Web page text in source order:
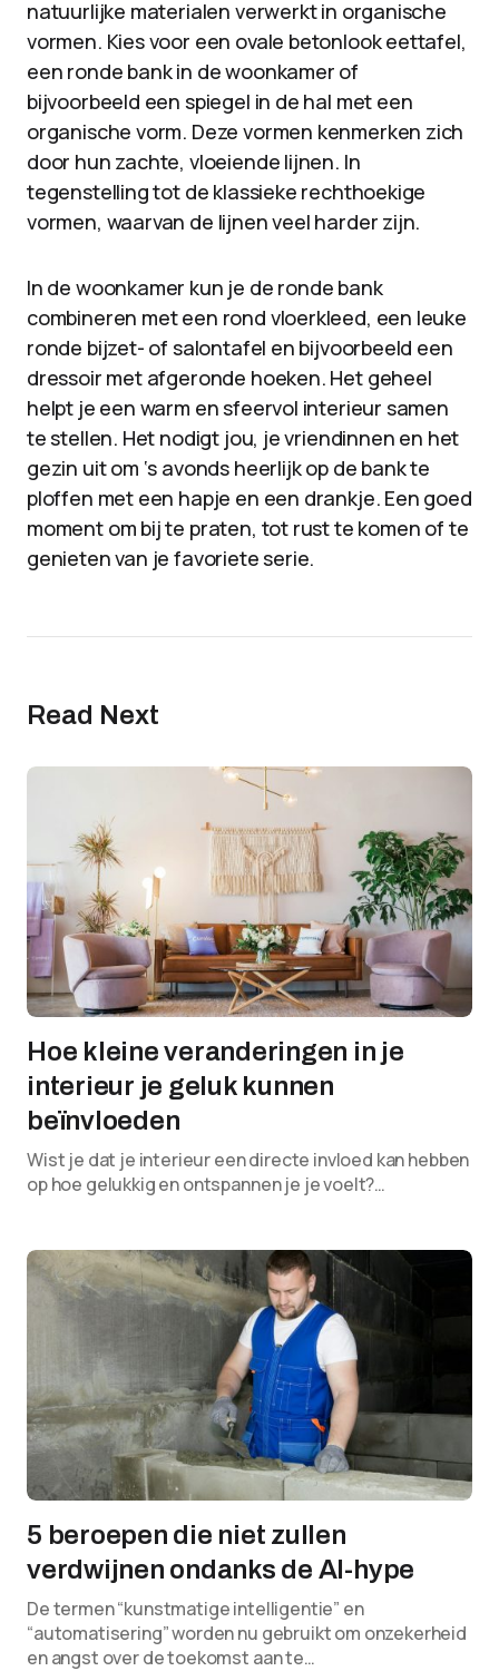
natuurlijke materialen verwerkt in organische
vormen. Kies voor een ovale betonlook eettafel,
een ronde bank in de woonkamer of
bijvoorbeeld een spiegel in de hal met een
organische vorm. Deze vormen kenmerken zich
door hun zachte, vloeiende lijnen. In
tegenstelling tot de klassieke rechthoekige
vormen, waarvan de lijnen veel harder zijn.
In de woonkamer kun je de ronde bank
combineren met een rond vloerkleed, een leuke
ronde bijzet- of salontafel en bijvoorbeeld een
dressoir met afgeronde hoeken. Het geheel
helpt je een warm en sfeervol interieur samen
te stellen. Het nodigt jou, je vriendinnen en het
gezin uit om ‘s avonds heerlijk op de bank te
ploffen met een hapje en een drankje. Een goed
moment om bij te praten, tot rust te komen of te
genieten van je favoriete serie.
Read Next
Hoe kleine veranderingen in je
interieur je geluk kunnen
beïnvloeden
Wist je dat je interieur een directe invloed kan hebben
op hoe gelukkig en ontspannen je je voelt?…
5 beroepen die niet zullen
verdwijnen ondanks de AI-hype
De termen “kunstmatige intelligentie” en
“automatisering” worden nu gebruikt om onzekerheid
en angst over de toekomst aan te…